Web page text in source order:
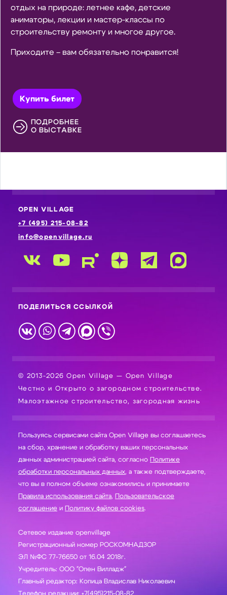
отдых на природе: летнее кафе, детские
аниматоры, лекции и мастер-классы по
строительству ремонту и многое другое.
Приходите – вам обязательно понравится!
Купить билет
ПОДРОБНЕЕ
О ВЫСТАВКЕ
OPEN VILLAGE
+7 (495) 215-08-82
info@openvillage.ru
ПОДЕЛИТЬСЯ ССЫЛКОЙ
© 2013-2026 Open Village — Open Village
Честно и Открыто о загородном строительстве.
Малоэтажное строительство, загородная жизнь
Пользуясь сервисами сайта Open Village вы соглашаетесь
на сбор, хранение и обработку ваших персональных
данных администрацией сайта, согласно
Политике
обработки персональных данных, а также подтверждаете,
что вы в полном объеме ознакомились и принимаете
Правила использования сайта,
Пользовательское
соглашение и Политику файлов cookies.
Сетевое издание openvillage
Регистрационный номер РОСКОМНАДЗОР
ЭЛ №ФС 77-76650 от 16.04 2018г.
Учредитель: ООО "Опен Вилладж"
Главный редактор: Копица Владислав Николаевич